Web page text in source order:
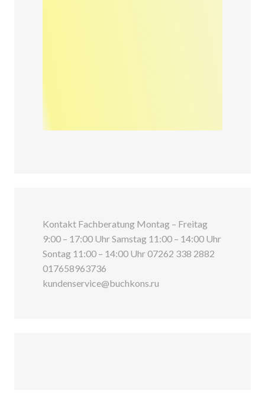
Kontakt Fachberatung Montag – Freitag
9:00 – 17:00 Uhr Samstag 11:00 – 14:00 Uhr
Sontag 11:00 – 14:00 Uhr 07262 338 2882
017658963736
kundenservice@buchkons.ru